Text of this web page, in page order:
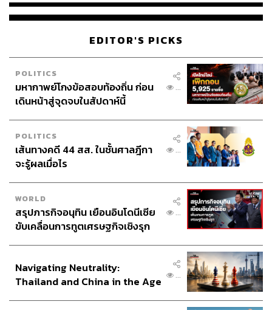
EDITOR'S PICKS
POLITICS
มหากาพย์โกงข้อสอบท้องถิ่น ก่อน
เดินหน้าสู่จุดจบในสัปดาห์นี้
...
POLITICS
เส้นทางคดี 44 สส. ในชั้นศาลฎีกา
จะรู้ผลเมื่อไร
...
WORLD
สรุปภารกิจอนุทิน เยือนอินโดนีเซีย
ขับเคลื่อนการทูตเศรษฐกิจเชิงรุก
...
Navigating Neutrality:
Thailand and China in the Age
...